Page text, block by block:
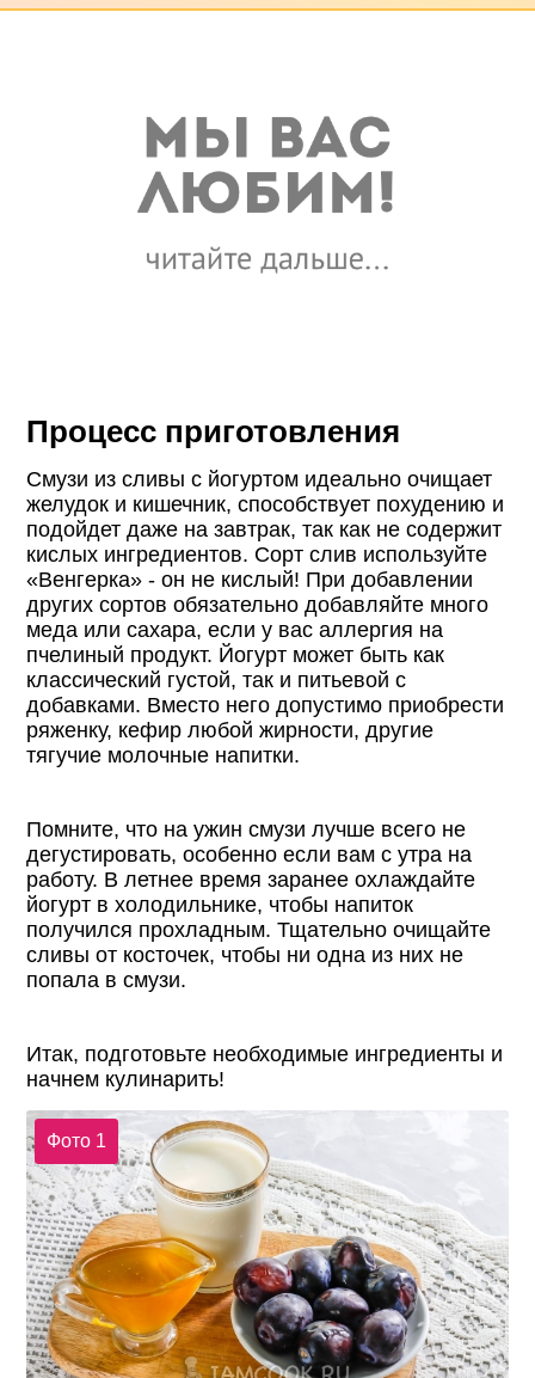
Процесс приготовления
Смузи из сливы с йогуртом идеально очищает
желудок и кишечник, способствует похудению и
подойдет даже на завтрак, так как не содержит
кислых ингредиентов. Сорт слив используйте
«Венгерка» - он не кислый! При добавлении
других сортов обязательно добавляйте много
меда или сахара, если у вас аллергия на
пчелиный продукт. Йогурт может быть как
классический густой, так и питьевой с
добавками. Вместо него допустимо приобрести
ряженку, кефир любой жирности, другие
тягучие молочные напитки.
Помните, что на ужин смузи лучше всего не
дегустировать, особенно если вам с утра на
работу. В летнее время заранее охлаждайте
йогурт в холодильнике, чтобы напиток
получился прохладным. Тщательно очищайте
сливы от косточек, чтобы ни одна из них не
попала в смузи.
Итак, подготовьте необходимые ингредиенты и
начнем кулинарить!
Фото 1